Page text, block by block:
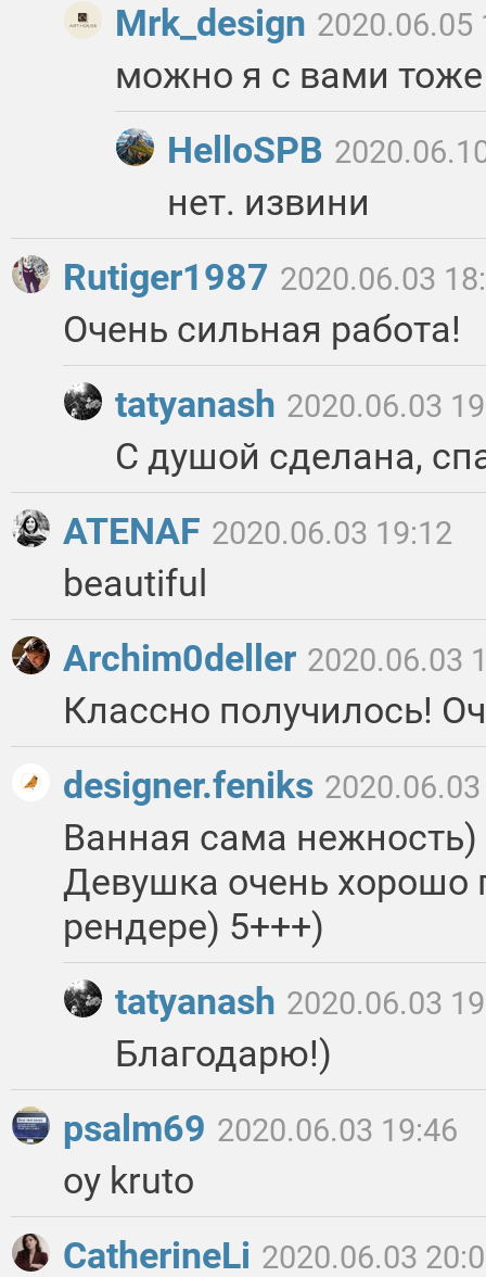
Mrk_design 2020.06.05
можно я с вами
HelloSPB
нет. извини
Rutiger1987 2020.06.03
Очень сильная работа!
tatyanash 2020.06.03
С душой сделана,
ATENAF 2020.06.03 19:12
beautiful
Archim0deller 2020.06.03
Классно получилось!
designer.feniks
Ванная сама
Девушка очень хорошо
рендере) 5+++)
tatyanash 2020.06.03
Благодарю!)
psalm69 2020.06.03 19:46
oy kruto
CatherineLi 2020.06.03